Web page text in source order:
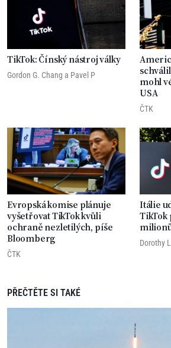
TikTok: Čínský nástroj války
Gordon G. Chang a Pavel P
mohl
USA
ČTK
Evropská komise plánuje
vyšetřovat TikTok kvůli
ochraně nezletilých, píše
Bloomberg
ČTK
Itálie
TikTok
Dorothy
PŘEČTĚTE SI TAKÉ